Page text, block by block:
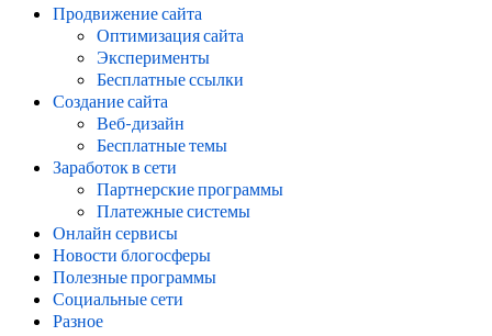
Продвижение сайта
Оптимизация сайта
Эксперименты
Бесплатные ссылки
Создание сайта
Веб-дизайн
Бесплатные темы
Заработок в сети
Партнерские программы
Платежные системы
Онлайн сервисы
Новости блогосферы
Полезные программы
Социальные сети
Разное